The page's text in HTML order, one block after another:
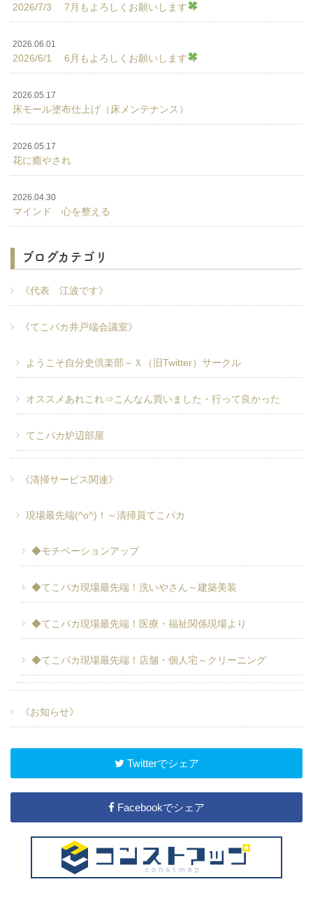
2026/7/3 7月もよろしくお願いします
2026.06.01
2026/6/1 6月もよろしくお願いします
2026.05.17
床モール塗布仕上げ（床メンテナンス）
2026.05.17
花に癒やされ
2026.04.30
マインド 心を整える
ブログカテゴリ
《代表 江波です》
《てこパカ井戸端会議室》
ようこそ自分史倶楽部～Ｘ（旧Twitter）サークル
オススメあれこれ⇒こんなん買いました・行って良かった
てこパカ炉辺部屋
《清掃サービス関連》
現場最先端(^o^)！～清掃員てこパカ
◆モチベーションアップ
◆てこパカ現場最先端！洗いやさん～建築美装
◆てこパカ現場最先端！医療・福祉関係現場より
◆てこパカ現場最先端！店舗・個人宅～クリーニング
《お知らせ》
Twitterでシェア
Facebookでシェア